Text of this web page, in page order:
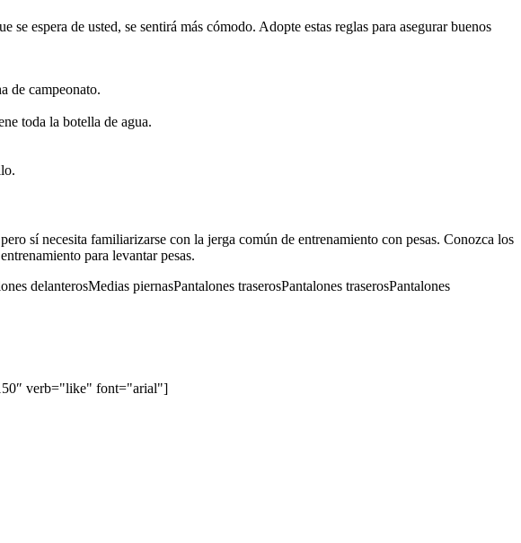
espera de usted, se sentirá más cómodo. Adopte estas reglas para asegurar buenos
de campeonato.
toda la botella de agua.
sí necesita familiarizarse con la jerga común de entrenamiento con pesas. Conozca los
para levantar pesas.
delanterosMedias piernasPantalones traserosPantalones traserosPantalones
verb="like" font="arial"]